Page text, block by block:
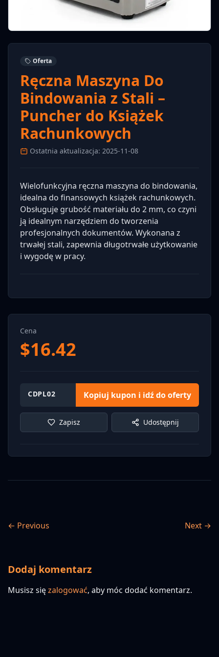
Oferta
Ręczna Maszyna Do
Bindowania z Stali –
Puncher do Książek
Rachunkowych
Ostatnia aktualizacja: 2025-11-08
Wielofunkcyjna ręczna maszyna do bindowania,
idealna do finansowych książek rachunkowych.
Obsługuje grubość materiału do 2 mm, co czyni
ją idealnym narzędziem do tworzenia
profesjonalnych dokumentów. Wykonana z
trwałej stali, zapewnia długotrwałe użytkowanie
i wygodę w pracy.
Cena
$16.42
CDPL02 Kopiuj kupon i idź do oferty
Zapisz Udostępnij
← Previous Next →
Dodaj komentarz
Musisz sięzalogować, aby móc dodać komentarz.